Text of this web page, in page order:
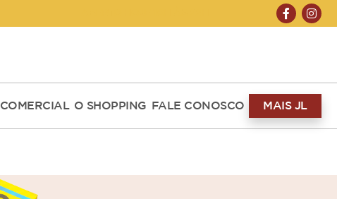
COMERCIAL O SHOPPING FALE CONOSCO MAIS JL